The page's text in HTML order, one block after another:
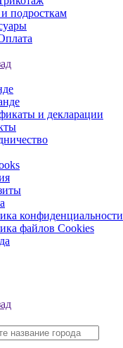
подросткам
и декларации
конфиденциальности
файлов Cookies